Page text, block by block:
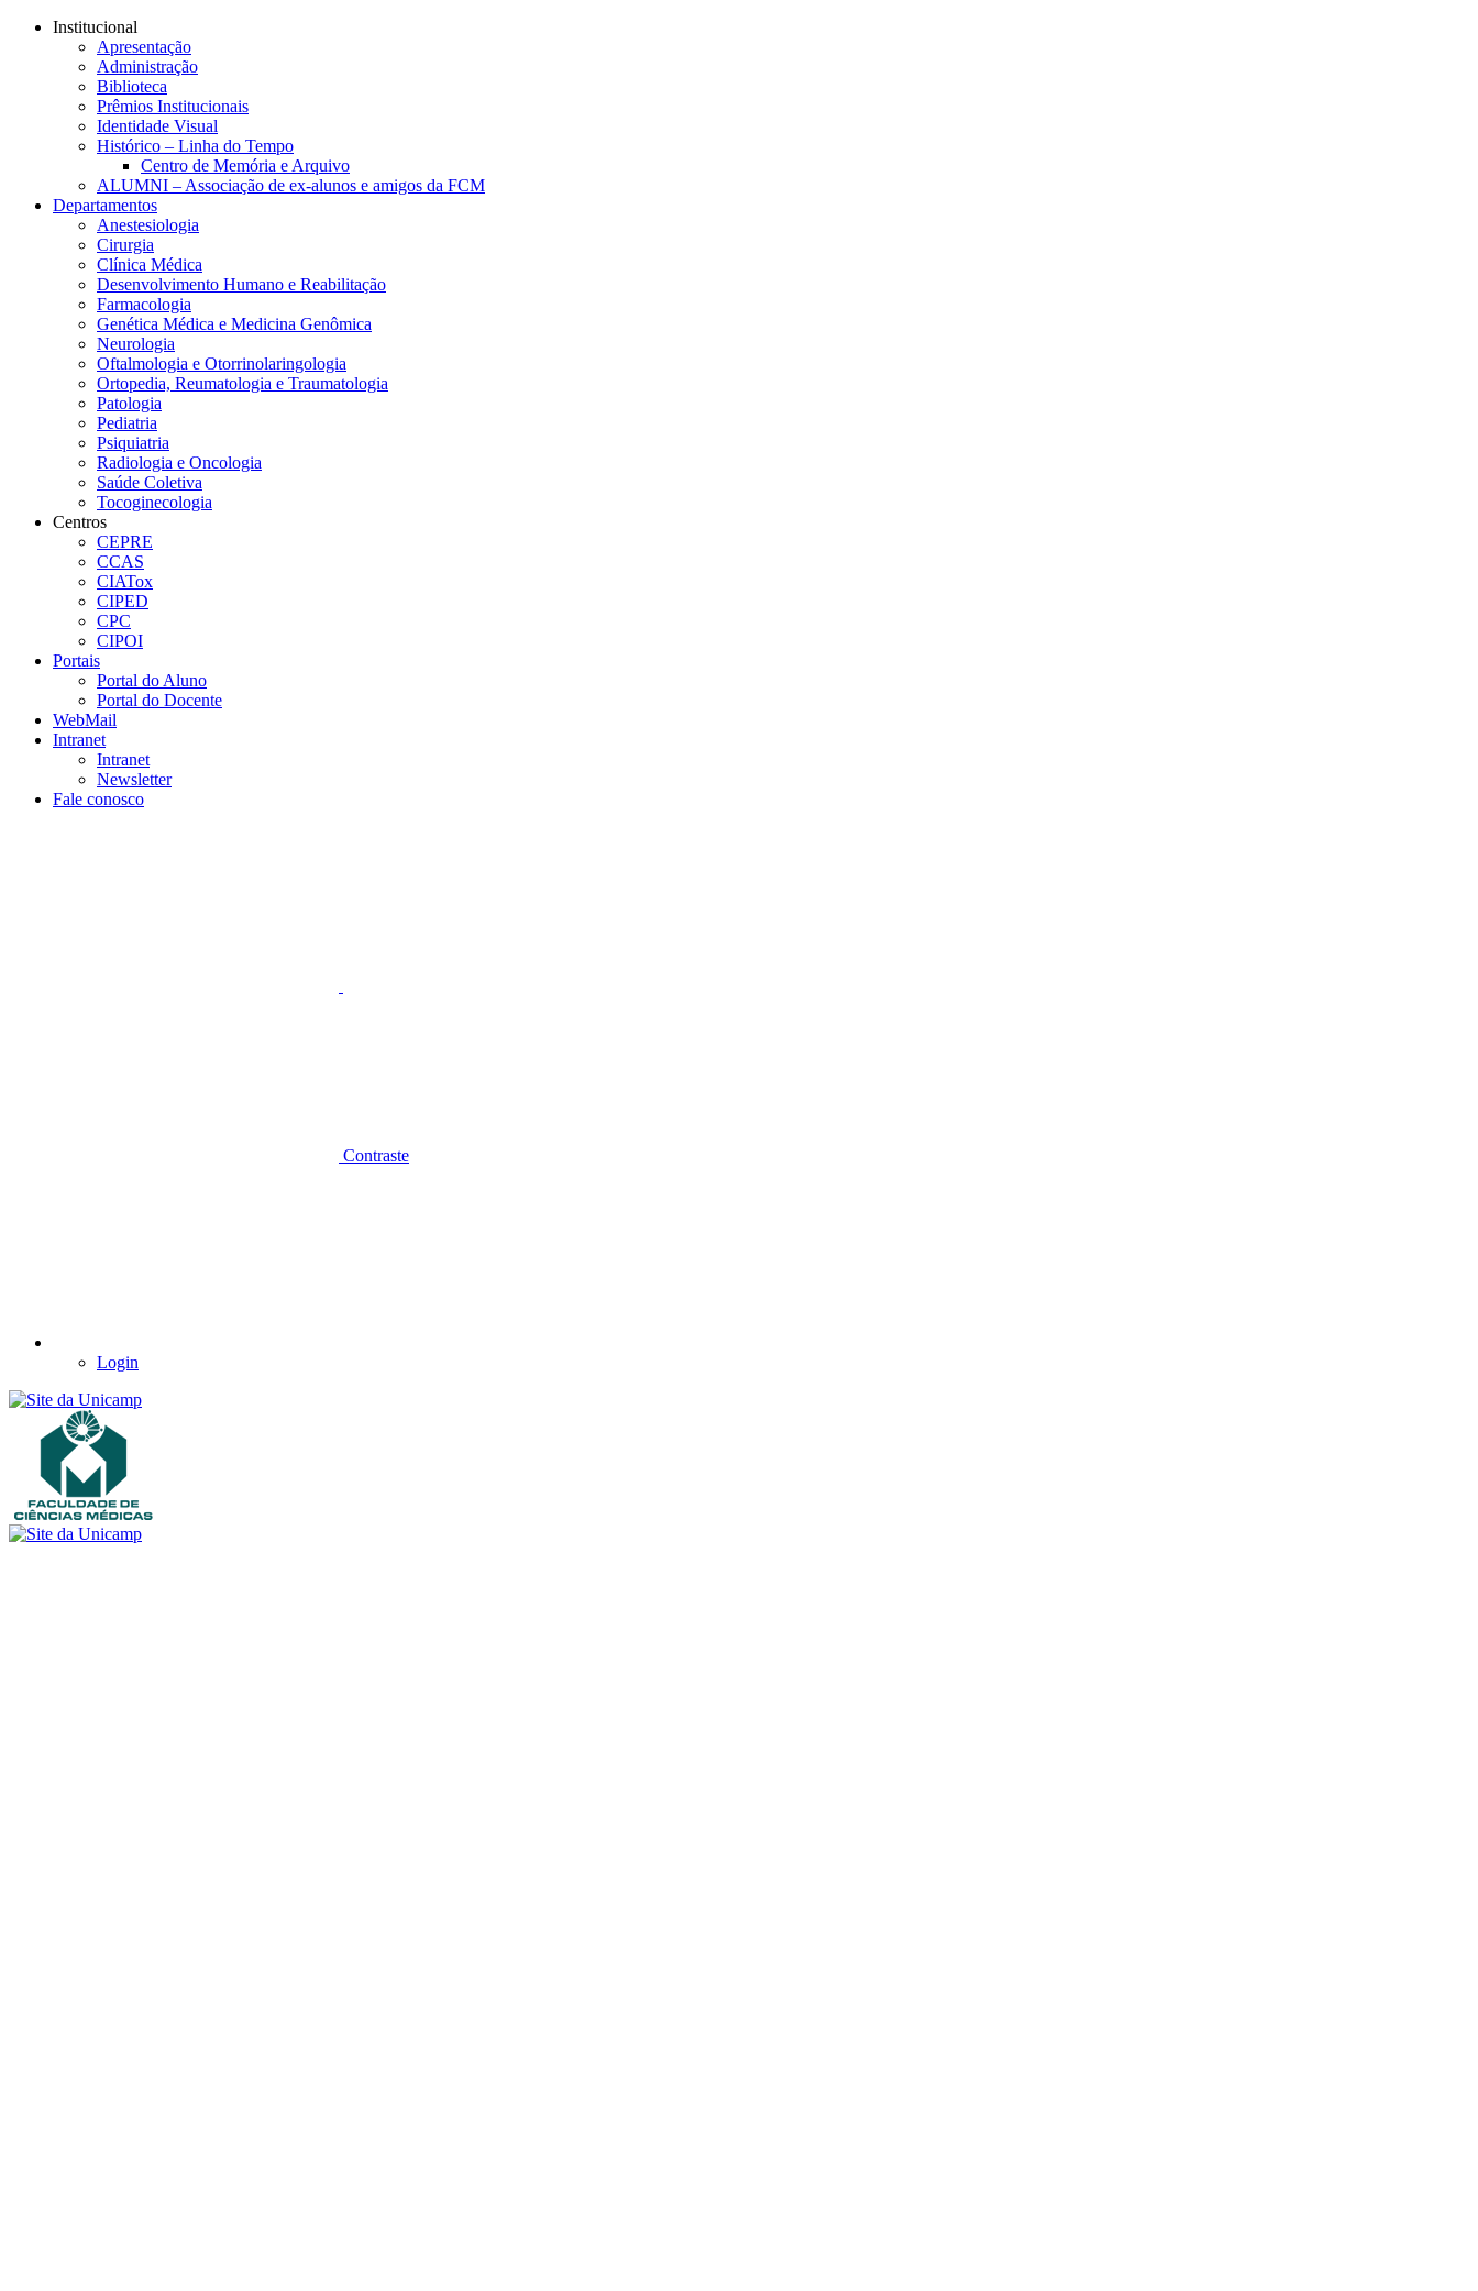
Conteúdo principal
Institucional
Apresentação
Administração
Biblioteca
Prêmios Institucionais
Identidade Visual
Histórico – Linha do Tempo
Centro de Memória e Arquivo
ALUMNI – Associação de ex-alunos e amigos da FCM
Departamentos
Anestesiologia
Cirurgia
Clínica Médica
Desenvolvimento Humano e Reabilitação
Farmacologia
Genética Médica e Medicina Genômica
Neurologia
Oftalmologia e Otorrinolaringologia
Ortopedia, Reumatologia e Traumatologia
Patologia
Pediatria
Psiquiatria
Radiologia e Oncologia
Saúde Coletiva
Tocoginecologia
Centros
CEPRE
CCAS
CIATox
CIPED
CPC
CIPOI
Portais
Portal do Aluno
Portal do Docente
WebMail
Intranet
Intranet
Newsletter
Fale conosco
Contraste
Login